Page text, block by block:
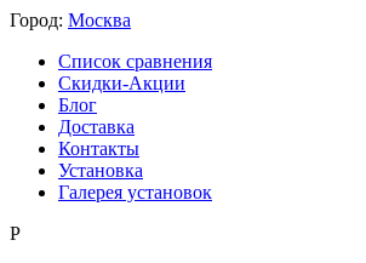
Город: Москва
Список сравнения
Скидки-Акции
Блог
Доставка
Контакты
Установка
Галерея установок
Р